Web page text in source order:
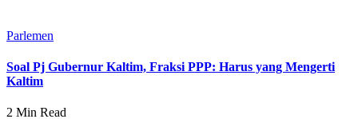
Parlemen
Soal Pj Gubernur Kaltim, Fraksi PPP: Harus yang Mengerti
Kaltim
2 Min Read